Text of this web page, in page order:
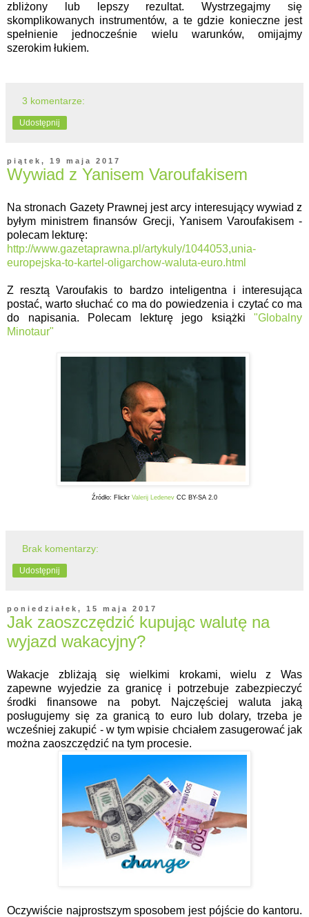
zbliżony lub lepszy rezultat. Wystrzegajmy się
skomplikowanych instrumentów, a te gdzie konieczne jest
spełnienie jednocześnie wielu warunków, omijajmy
szerokim łukiem.
3 komentarze:
Udostępnij
piątek, 19 maja 2017
Wywiad z Yanisem Varoufakisem
Na stronach Gazety Prawnej jest arcy interesujący wywiad z
byłym ministrem finansów Grecji, Yanisem Varoufakisem -
polecam lekturę:
http://www.gazetaprawna.pl/artykuly/1044053,unia-
europejska-to-kartel-oligarchow-waluta-euro.html
Z resztą Varoufakis to bardzo inteligentna i interesująca
postać, warto słuchać co ma do powiedzenia i czytać co ma
do napisania. Polecam lekturę jego książki "Globalny
Minotaur"
Źródło: Flickr Valerij Ledenev CC BY-SA 2.0
Brak komentarzy:
Udostępnij
poniedziałek, 15 maja 2017
Jak zaoszczędzić kupując walutę na
wyjazd wakacyjny?
Wakacje zbliżają się wielkimi krokami, wielu z Was
zapewne wyjedzie za granicę i potrzebuje zabezpieczyć
środki finansowe na pobyt. Najczęściej waluta jaką
posługujemy się za granicą to euro lub dolary, trzeba je
wcześniej zakupić - w tym wpisie chciałem zasugerować jak
można zaoszczędzić na tym procesie.
Oczywiście najprostszym sposobem jest pójście do kantoru.